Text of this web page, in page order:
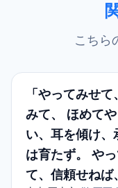
こちら
「やってみせ
みて、 ほめて
い、耳を傾け、
は育たず。 や
て、信頼せねば